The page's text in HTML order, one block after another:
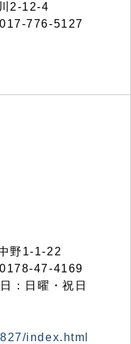
2-12-4
776-5127
野1-1-22
47-4169
：日曜・祝日
index.html